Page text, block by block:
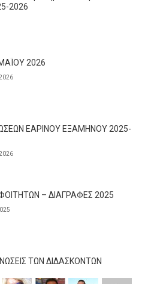
2026
2026
ΕΑΡΙΝΟΥ ΕΞΑΜΗΝΟΥ 2025-
– ΔΙΑΓΡΑΦΕΣ 2025
ΤΩΝ ΔΙΔΆΣΚΟΝΤΩΝ